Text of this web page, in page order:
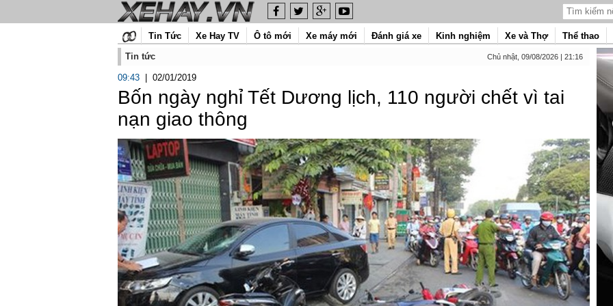
Tin Tức Xe Hay TV Ô tô mới Xe máy mới Đánh giá xe Kinh nghiệm Xe và Thợ Thể thao
Tin tức
Chủ nhật, 09/08/2026 | 21:16
09:43 02/01/2019
Bốn ngày nghỉ Tết Dương lịch, 110 người chết vì tai
nạn giao thông